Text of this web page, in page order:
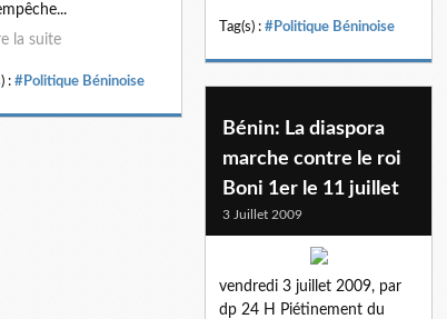
la suite
: #Politique Béninoise
Tag(s) : #Politique Béninoise
Bénin: La diaspora
marche contre le roi
Boni 1er le 11 juillet
3 Juillet 2009
vendredi 3 juillet 2009, par
dp 24 H Piétinement du